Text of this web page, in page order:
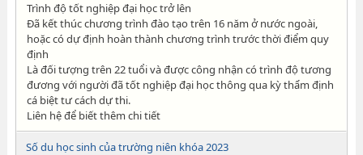
Trình độ tốt nghiệp đại học trở lên
Đã kết thúc chương trình đào tạo trên 16 năm ở nước ngoài,
hoặc có dự định hoàn thành chương trình trước thời điểm quy
định
Là đối tượng trên 22 tuổi và được công nhận có trình độ tương
đương với người đã tốt nghiệp đại học thông qua kỳ thẩm định
cá biệt tư cách dự thi.
Liên hệ để biết thêm chi tiết
Số du học sinh của trường niên khóa 2023